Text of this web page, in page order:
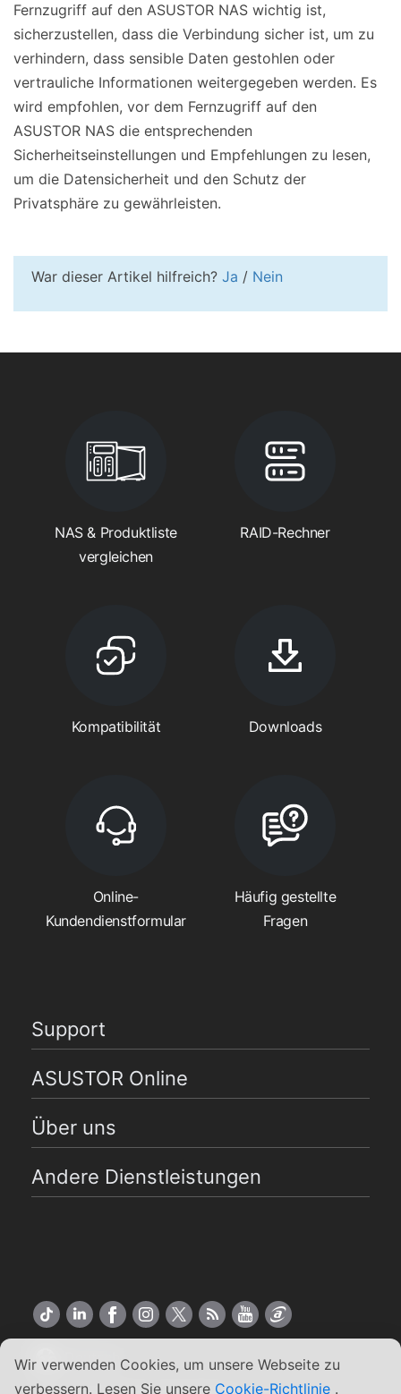
Wir verwenden Cookies, um unsere Webseite zu
verbessern. Lesen Sie unsere Cookie-Richtlinie .
Fernzugriff auf den ASUSTOR NAS wichtig ist,
sicherzustellen, dass die Verbindung sicher ist, um zu
verhindern, dass sensible Daten gestohlen oder
vertrauliche Informationen weitergegeben werden. Es
wird empfohlen, vor dem Fernzugriff auf den
ASUSTOR NAS die entsprechenden
Sicherheitseinstellungen und Empfehlungen zu lesen,
um die Datensicherheit und den Schutz der
Privatsphäre zu gewährleisten.
War dieser Artikel hilfreich? Ja / Nein
NAS & Produktliste
vergleichen
RAID-Rechner
Kompatibilität Downloads
Online-
Kundendienstformular
Häufig gestellte
Fragen
Support
ASUSTOR Online
Über uns
Andere Dienstleistungen
Deutsch